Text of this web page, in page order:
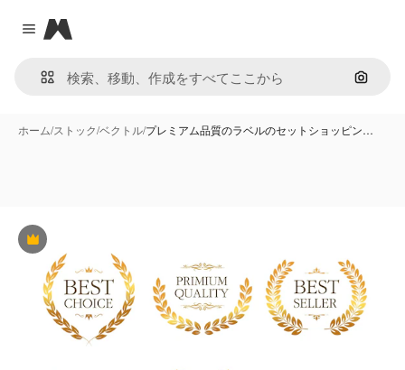
Close menu
Magnific
画像で
ホーム/ストック/ベクトル/プレミアム品質のラベルのセットショッピン…
Premium